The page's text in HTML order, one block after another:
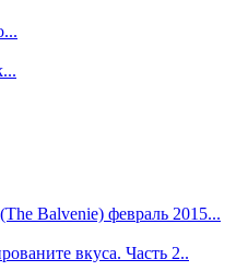
Balvenie) февраль 2015...
вкуса. Часть 2..